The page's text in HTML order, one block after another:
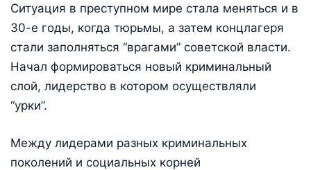
Ситуация в преступном мире стала меняться и в
30-е годы, когда тюрьмы, а затем концлагеря
стали заполняться “врагами” советской власти.
Начал формироваться новый криминальный
слой, лидерство в котором осуществляли
“урки”.
Между лидерами разных криминальных
поколений и социальных корней